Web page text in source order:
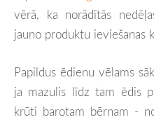
vērā, ka norādītās
jauno produktu ieviešanas
Papildus ēdienu vēlams
ja mazulis līdz tam ēdis
krūti barotam bērnam -